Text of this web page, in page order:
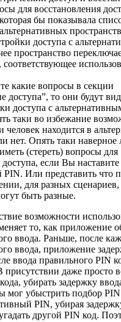
для восстановления
бы показывала
доступа с
пространство
соответствующее
какие вопросы в секции
доступа”, то они будут
доступа с
таки во избежание
человек находится в
нет. Опять таки
(стереть) вопросы для
доступа, если Вы наставите
PIN. Или представить что
для разных сценариев,
быть разные.
возможности
то, как приложение
ввода. Раньше, после
ввода, приложение
ввода правильного PIN
присутствии даже просто
убирать задержку
мог убыстрить подбор PIN
PIN, убирая
другой PIN код.